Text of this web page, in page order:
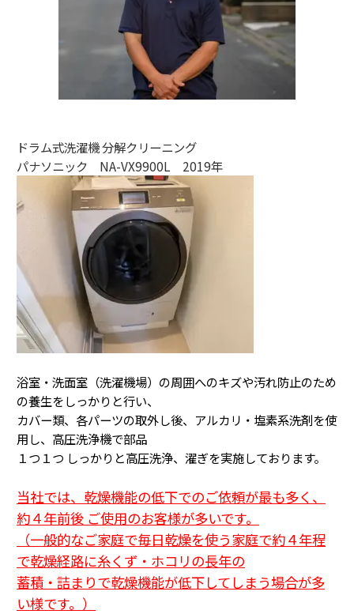
ドラム式洗濯機 分解クリーニング
パナソニック NA-VX9900L 2019年
浴室・洗面室（洗濯機場）の周囲へのキズや汚れ防止のため
の養生をしっかりと行い、
カバー類、各パーツの取外し後、アルカリ・塩素系洗剤を使
用し、高圧洗浄機で部品
１つ１つ しっかりと高圧洗浄、濯ぎを実施しております。
当社では、乾燥機能の低下でのご依頼が最も多く、
約４年前後 ご使用のお客様が多いです。
（一般的なご家庭で毎日乾燥を使う家庭で約４年程
で乾燥経路に糸くず・ホコリの長年の
蓄積・詰まりで乾燥機能が低下してしまう場合が多
い様です。 ）